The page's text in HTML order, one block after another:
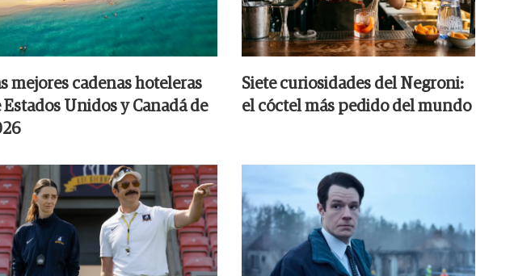
mejores cadenas hoteleras
Estados Unidos y Canadá de
Siete curiosidades del Negroni:
el cóctel más pedido del mundo